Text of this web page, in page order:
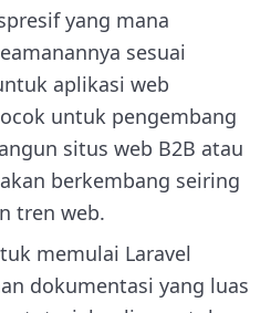
yang mana
sesuai
aplikasi web
untuk pengembang
situs web B2B atau
berkembang seiring
tren web.
memulai Laravel
dokumentasi yang luas